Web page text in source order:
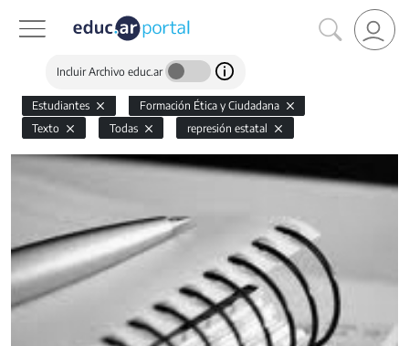
Incluir Archivo educ.ar
Estudiantes
Formación Ética y Ciudadana
Texto
Todas represión estatal